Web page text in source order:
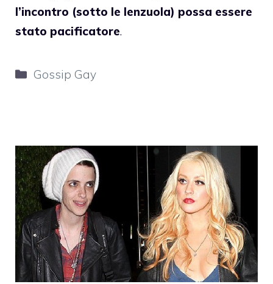
l’incontro (sotto le lenzuola) possa essere
stato pacificatore.
Categorie
Gossip Gay